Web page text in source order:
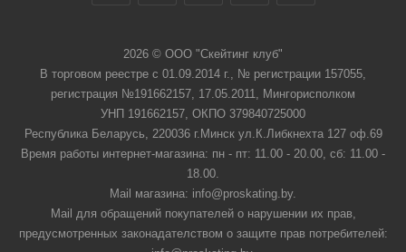
2026 © ООО "Скейтинг клуб"
В торговом реестре с 01.09.2014 г., № регистрации 157055,
регистрация №191662157, 17.05.2011, Мингорисполком
УНП 191662157, ОКПО 379840725000
Республика Беларусь, 220036 г.Минск ул.К.Либкнехта 127 оф.69
Время работы интернет-магазина: пн - пт: 11.00 - 20.00, сб: 11.00 -
18.00.
Mail магазина: info@proskating.by.
Mail для обращений покупателей о нарушении их прав,
предусмотренных законадателством о защите прав потребителей: